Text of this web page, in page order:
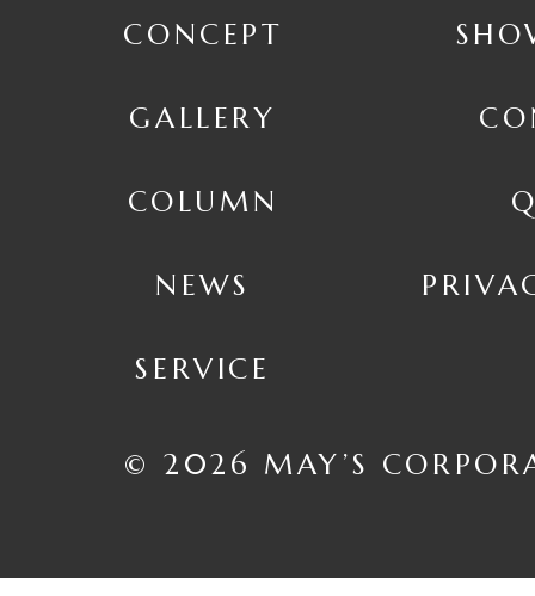
CONCEPT
GALLERY
COLUMN
NEWS
SERVICE
© 2026 MAY’S